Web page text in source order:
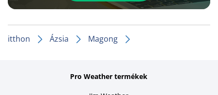
itthon Ázsia Magong
Pro Weather termékek